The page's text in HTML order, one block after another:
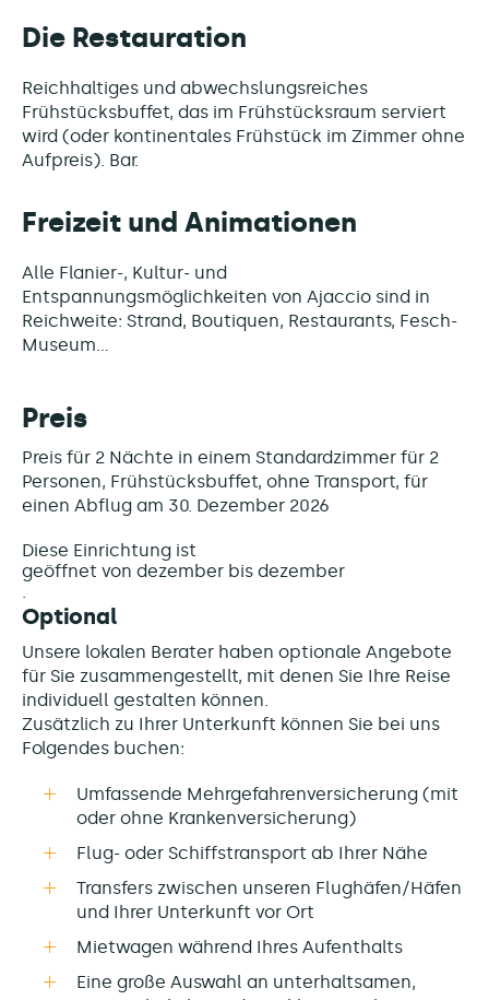
Die Restauration
Reichhaltiges und abwechslungsreiches
Frühstücksbuffet, das im Frühstücksraum serviert
wird (oder kontinentales Frühstück im Zimmer ohne
Aufpreis). Bar.
Freizeit und Animationen
Alle Flanier-, Kultur- und
Entspannungsmöglichkeiten von Ajaccio sind in
Reichweite: Strand, Boutiquen, Restaurants, Fesch-
Museum...
Preis
Preis für 2 Nächte in einem Standardzimmer für 2
Personen, Frühstücksbuffet, ohne Transport, für
einen Abflug am 30. Dezember 2026
Diese Einrichtung ist
geöffnet von dezember bis dezember
Optional
Unsere lokalen Berater haben optionale Angebote
für Sie zusammengestellt, mit denen Sie Ihre Reise
individuell gestalten können.
Zusätzlich zu Ihrer Unterkunft können Sie bei uns
Folgendes buchen:
Umfassende Mehrgefahrenversicherung (mit
oder ohne Krankenversicherung)
Flug- oder Schiffstransport ab Ihrer Nähe
Transfers zwischen unseren Flughäfen/Häfen
und Ihrer Unterkunft vor Ort
Mietwagen während Ihres Aufenthalts
Eine große Auswahl an unterhaltsamen,